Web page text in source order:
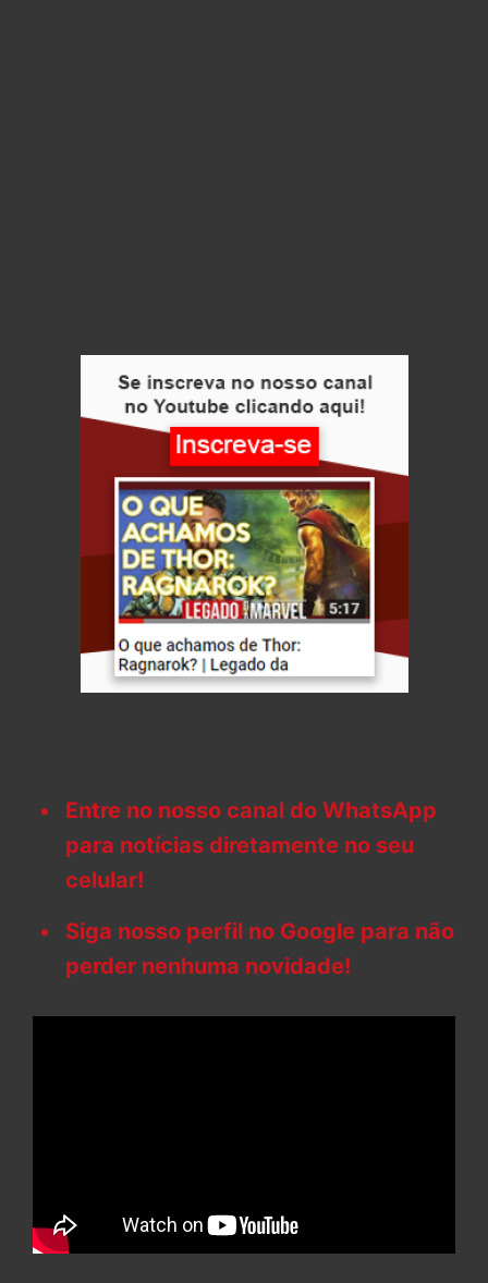
Entre no nosso canal do WhatsApp
para notícias diretamente no seu
celular!
Siga nosso perfil no Google para não
perder nenhuma novidade!